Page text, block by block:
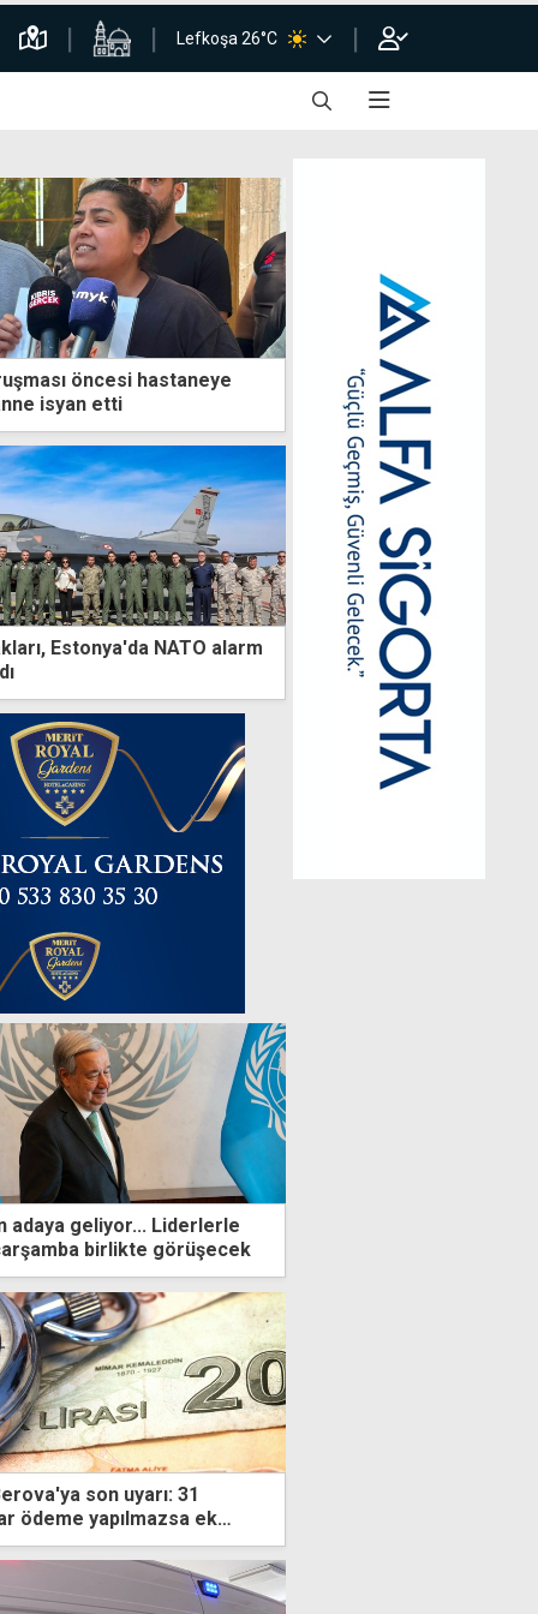
Lefkoşa 26°C
öncesi hastaneye
anne isyan etti
Estonya'da NATO alarm
adaya geliyor... Liderlerle
birlikte görüşecek
son uyarı: 31
ödeme yapılmazsa ek